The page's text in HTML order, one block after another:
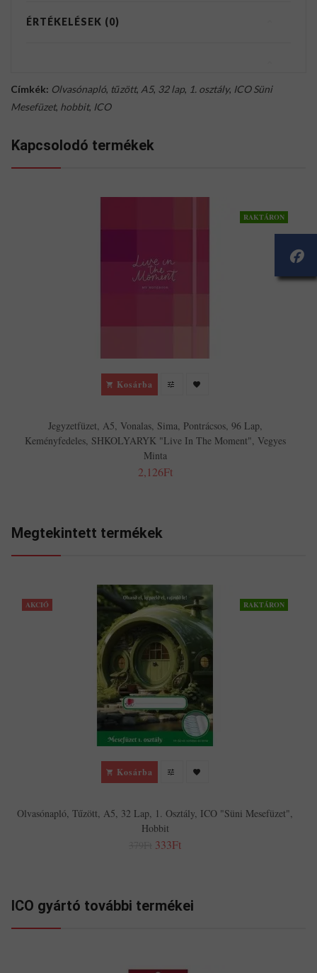
ÉRTÉKELÉSEK (0)
Címkék: Olvasónapló, tűzött, A5, 32 lap, 1. osztály, ICO Süni
Mesefüzet, hobbit, ICO
Kapcsolodó termékek
RAKTÁRON
Kosárba
Jegyzetfüzet, A5, Vonalas, Sima, Pontrácsos, 96 Lap,
Keményfedeles, SHKOLYARYK "Live In The Moment", Vegyes
Minta
2,126Ft
Megtekintett termékek
AKCIÓ RAKTÁRON
Kosárba
Olvasónapló, Tűzött, A5, 32 Lap, 1. Osztály, ICO "Süni Mesefüzet",
Hobbit
333Ft
ICO gyártó további termékei